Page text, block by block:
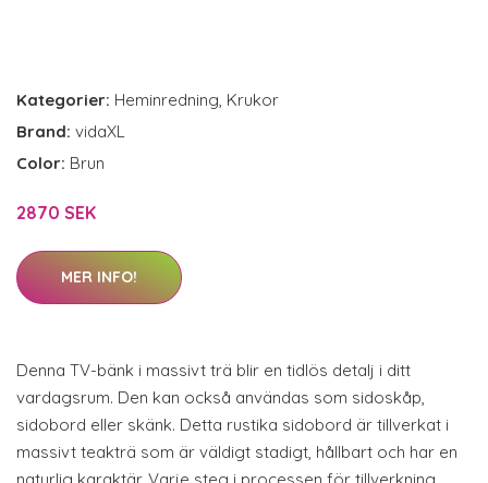
Kategorier: Heminredning, Krukor
Brand: vidaXL
Color: Brun
2870 SEK
MER INFO!
Denna TV-bänk i massivt trä blir en tidlös detalj i ditt
vardagsrum. Den kan också användas som sidoskåp,
sidobord eller skänk. Detta rustika sidobord är tillverkat i
massivt teakträ som är väldigt stadigt, hållbart och har en